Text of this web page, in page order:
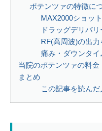
ポテンツァの特徴に
MAX2000ショッ
ドラッグデリバ
RF(高周波)の出
痛み・ダウンタイ
当院のポテンツァの料金
まとめ
この記事を読ん